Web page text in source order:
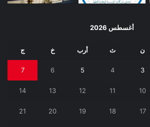
أغسطس 2026
ن ث أرب خ ج
3
4
5
6
7
10
11
12
13
14
17
18
19
20
21